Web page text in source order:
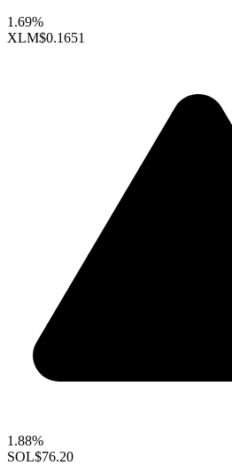
1.69%
XLM$0.1651
1.88%
SOL$76.20